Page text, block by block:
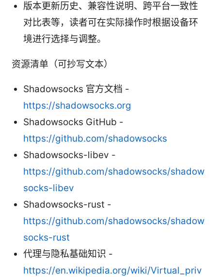
版本更新历史、兼容性说明、跨平台一致性
对比表等，读者可在实际操作时根据设备环
境进行选择与调整。
资源清单（可抄写文本）
Shadowsocks 官方文档 -
https://shadowsocks.org
Shadowsocks GitHub -
https://github.com/shadowsocks
Shadowsocks-libev -
https://github.com/shadowsocks/shadow
socks-libev
Shadowsocks-rust -
https://github.com/shadowsocks/shadow
socks-rust
代理与隐私基础知识 -
https://en.wikipedia.org/wiki/Virtual_priv